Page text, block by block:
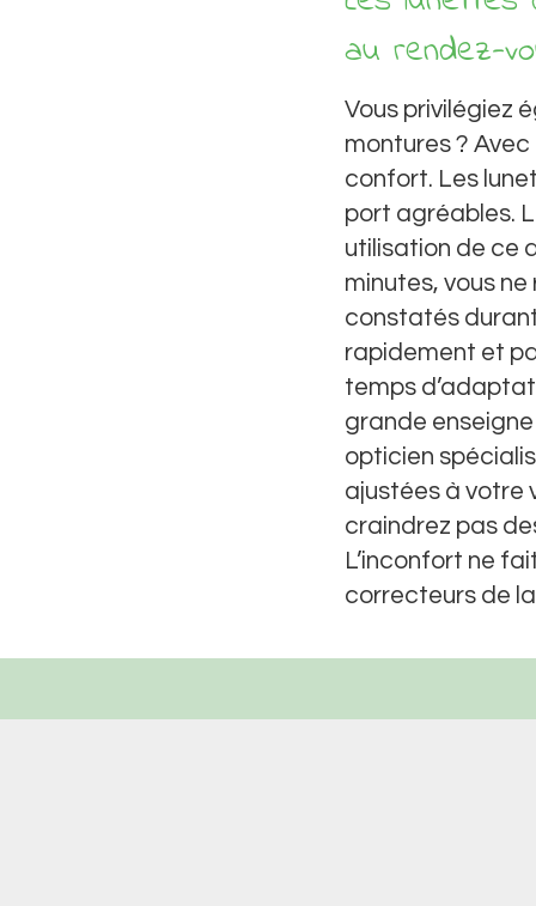
au rendez-
Vous privilégiez
montures ?
confort. Les
port agréables.
utilisation de ce
minutes, vous
constatés
rapidement et
temps
grande
opticien
ajustées à votre
craindrez pas
L’inconfort ne
correcteurs de